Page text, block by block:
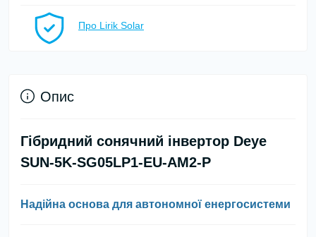
Про Lirik Solar
Опис
Гібридний сонячний інвертор Deye
SUN-5K-SG05LP1-EU-AM2-P
Надійна основа для автономної енергосистеми